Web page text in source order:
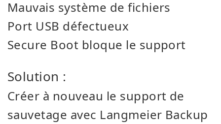
Mauvais système de fichiers
Port USB défectueux
Secure Boot bloque le support
Solution :
Créer à nouveau le support de
sauvetage avec Langmeier Backup